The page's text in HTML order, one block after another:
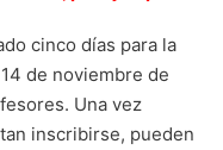
cinco días para la
de noviembre de
Una vez
inscribirse, pueden